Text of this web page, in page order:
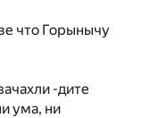
что Горынычу
-дите
ума, ни